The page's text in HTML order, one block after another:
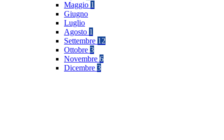
Maggio 1
Giugno
Luglio
Agosto 1
Settembre 12
Ottobre 3
Novembre 6
Dicembre 3